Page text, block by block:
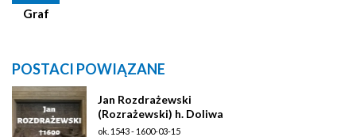
Graf
POSTACI POWIĄZANE
Jan Rozdrażewski
(Rozrażewski) h. Doliwa
ok. 1543 - 1600-03-15